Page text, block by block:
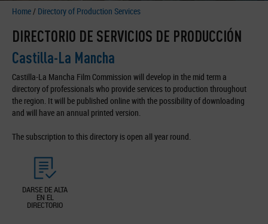
Home/ Directory of Production Services
DIRECTORIO DE SERVICIOS DE PRODUCCIÓN
Castilla-La Mancha
Castilla-La Mancha Film Commission will develop in the mid term a
directory of professionals who provide services to production throughout
the region. It will be published online with the possibility of downloading
and will have an annual printed version.
The subscription to this directory is open all year round.
DARSE DE ALTA
EN EL
DIRECTORIO